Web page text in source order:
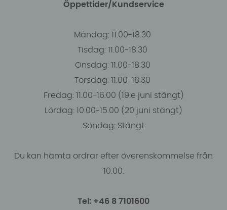
Öppettider/Kundservice
Måndag: 11.00-18.30
Tisdag: 11.00-18.30
Onsdag: 11.00-18.30
Torsdag: 11.00-18.30
Fredag: 11.00-16:00 (19:e juni stängt)
Lördag: 10.00-15.00 (20 juni stängt)
Söndag: Stängt
Du kan hämta ordrar efter överenskommelse från
10.00.
Tel: +46 8 7101600